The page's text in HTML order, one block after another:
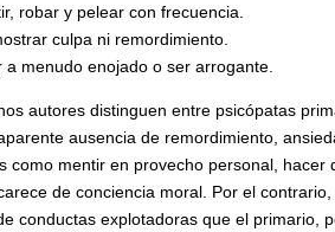
robar y pelear con frecuencia.
culpa ni remordimiento.
a menudo enojado o ser arrogante.
autores distinguen entre psicópatas
ausencia de remordimiento,
como mentir en provecho personal,
de conciencia moral. Por el
conductas explotadoras que el primario,